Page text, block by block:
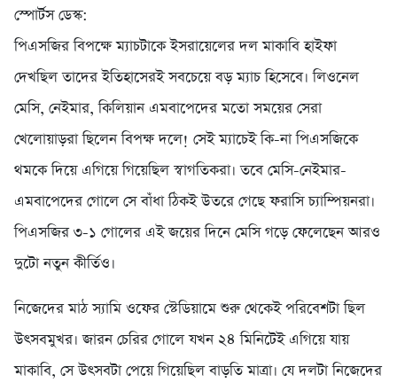
স্পোর্টস ডেস্ক:
পিএসজির বিপক্ষে ম্যাচটাকে ইসরায়েলের দল মাকাবি হাইফা
দেখছিল তাদের ইতিহাসেরই সবচেয়ে বড় ম্যাচ হিসেবে। লিওনেল
মেসি, নেইমার, কিলিয়ান এমবাপেদের মতো সময়ের সেরা
খেলোয়াড়রা ছিলেন বিপক্ষ দলে! সেই ম্যাচেই কি-না পিএসজিকে
থমকে দিয়ে এগিয়ে গিয়েছিল স্বাগতিকরা। তবে মেসি-নেইমার-
এমবাপেদের গোলে সে বাঁধা ঠিকই উতরে গেছে ফরাসি চ্যাম্পিয়নরা।
পিএসজির ৩-১ গোলের এই জয়ের দিনে মেসি গড়ে ফেলেছেন আরও
দুটো নতুন কীর্তিও।
নিজেদের মাঠ স্যামি ওফের স্টেডিয়ামে শুরু থেকেই পরিবেশটা ছিল
উৎসবমুখর। জারন চেরির গোলে যখন ২৪ মিনিটেই এগিয়ে যায়
মাকাবি, সে উৎসবটা পেয়ে গিয়েছিল বাড়তি মাত্রা। যে দলটা নিজেদের